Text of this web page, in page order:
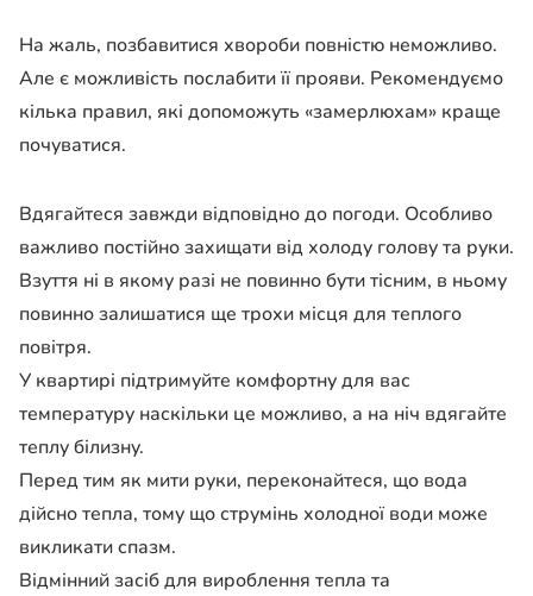
На жаль, позбавитися хвороби повністю неможливо.
Але є можливість послабити її прояви. Рекомендуємо
кілька правил, які допоможуть «замерлюхам» краще
почуватися.
Вдягайтеся завжди відповідно до погоди. Особливо
важливо постійно захищати від холоду голову та руки.
Взуття ні в якому разі не повинно бути тісним, в ньому
повинно залишатися ще трохи місця для теплого
повітря.
У квартирі підтримуйте комфортну для вас
температуру наскільки це можливо, а на ніч вдягайте
теплу білизну.
Перед тим як мити руки, переконайтеся, що вода
дійсно тепла, тому що струмінь холодної води може
викликати спазм.
Відмінний засіб для вироблення тепла та